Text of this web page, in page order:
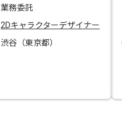
業務委託
2Dキャラクターデザイナー
渋谷（東京都）